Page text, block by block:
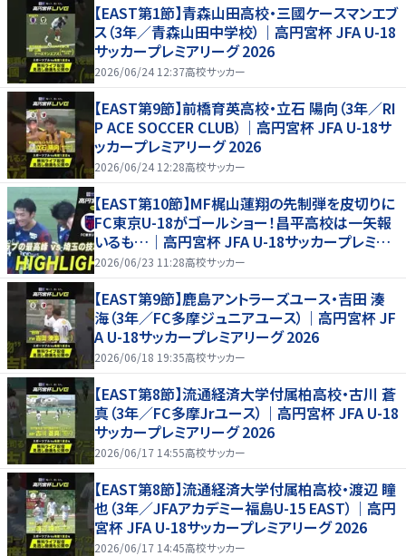
【EAST第1節】青森山田高校・三國ケースマンエブ
ス（3年／青森山田中学校）｜高円宮杯 JFA U-18
サッカープレミアリーグ 2026
2026/06/24 12:37高校サッカー
【EAST第9節】前橋育英高校・立石 陽向（3年／RI
P ACE SOCCER CLUB）｜高円宮杯 JFA U-18サ
ッカープレミアリーグ 2026
2026/06/24 12:28高校サッカー
【EAST第10節】MF梶山蓮翔の先制弾を皮切りに
FC東京U-18がゴールショー！昌平高校は一矢報
いるも…｜高円宮杯 JFA U-18サッカープレミア
リーグ 2026
2026/06/23 11:28高校サッカー
【EAST第9節】鹿島アントラーズユース・吉田 湊
海（3年／FC多摩ジュニアユース）｜高円宮杯 JF
A U-18サッカープレミアリーグ 2026
2026/06/18 19:35高校サッカー
【EAST第8節】流通経済大学付属柏高校・古川 蒼
真（3年／FC多摩Jrユース）｜高円宮杯 JFA U-18
サッカープレミアリーグ 2026
2026/06/17 14:55高校サッカー
【EAST第8節】流通経済大学付属柏高校・渡辺 瞳
也（3年／JFAアカデミー福島U-15 EAST）｜高円
宮杯 JFA U-18サッカープレミアリーグ 2026
2026/06/17 14:45高校サッカー